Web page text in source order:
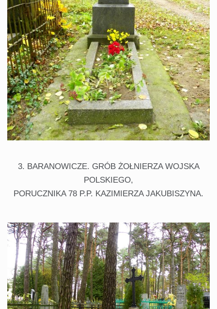
3. BARANOWICZE. GRÓB ŻOŁNIERZA WOJSKA
POLSKIEGO,
PORUCZNIKA 78 P.P. KAZIMIERZA JAKUBISZYNA.